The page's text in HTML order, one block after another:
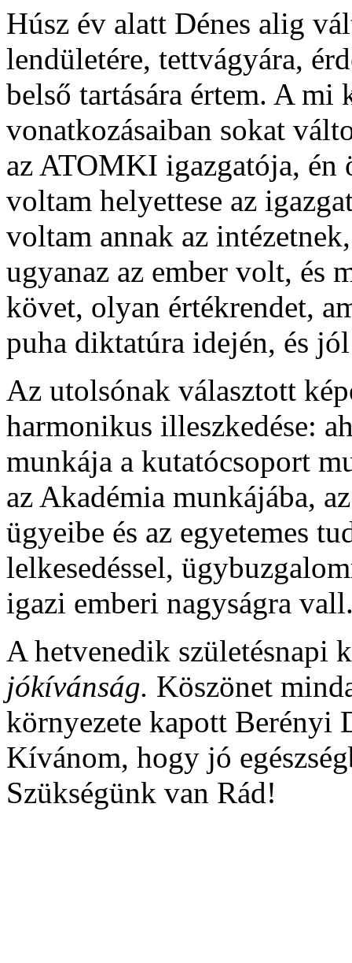
Húsz év alatt Dénes alig
lendületére, tettvágyára,
belső tartására értem. A mi
vonatkozásaiban sokat
az ATOMKI igazgatója,
voltam helyettese az
voltam annak az
ugyanaz az ember volt, és
követ, olyan értékrendet,
puha diktatúra idején, és
Az utolsónak választott
harmonikus illeszkedése:
munkája a kutatócsoport
az Akadémia munkájába,
ügyeibe és az egyetemes
lelkesedéssel,
igazi emberi nagyságra
A hetvenedik születésnapi
jókívánság. Köszönet
környezete kapott Berényi
Kívánom, hogy jó
Szükségünk van Rád!